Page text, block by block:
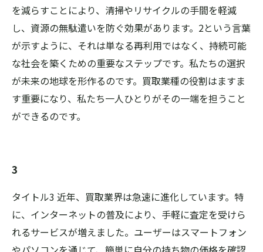
を減らすことにより、清掃やリサイクルの手間を軽減
し、資源の無駄遣いを防ぐ効果があります。2という言葉
が示すように、それは単なる再利用ではなく、持続可能
な社会を築くための重要なステップです。私たちの選択
が未来の地球を形作るのです。買取業種の役割はますま
す重要になり、私たち一人ひとりがその一端を担うこと
ができるのです。
3
タイトル3 近年、買取業界は急速に進化しています。特
に、インターネットの普及により、手軽に査定を受けら
れるサービスが増えました。ユーザーはスマートフォン